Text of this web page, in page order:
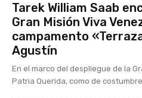
Tarek William Saab
Gran Misión Viva
campamento
Agustín
En el marco del despliegue de la
Patria Querida, como de